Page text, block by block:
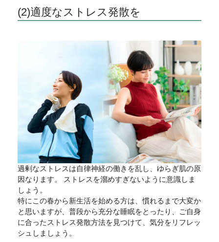
(2)適度なストレス発散を
過剰なストレスは自律神経の働きを乱し、ゆらぎ肌の原
因なります。 ストレスを溜めすぎないように意識しま
しょう。
特にこの春から新生活を始める方は、慣れるまで大変か
と思いますが、普段から充分な睡眠をとったり、ご自身
に合ったストレス発散方法を見つけて、気分をリフレッ
シュしましょう。